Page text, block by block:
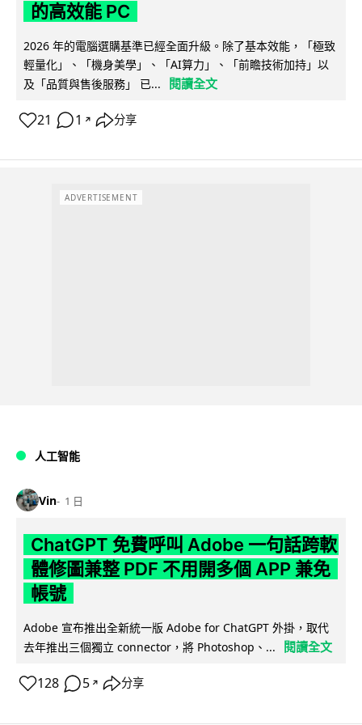
的高效能 PC
2026 年的電腦選購基準已經全面升級。除了基本效能，「極致
輕量化」、「機身美學」、「AI算力」、「前瞻技術加持」以
及「品質與售後服務」 已...
閱讀全文
21 1 ↗ 分享
ADVERTISEMENT
人工智能
Vin 1 日
ChatGPT 免費呼叫 Adobe 一句話跨軟
體修圖兼整 PDF 不用開多個 APP 兼免
帳號
Adobe 宣布推出全新統一版 Adobe for ChatGPT 外掛，取代
去年推出三個獨立 connector，將 Photoshop、...
閱讀全文
128 5 ↗ 分享